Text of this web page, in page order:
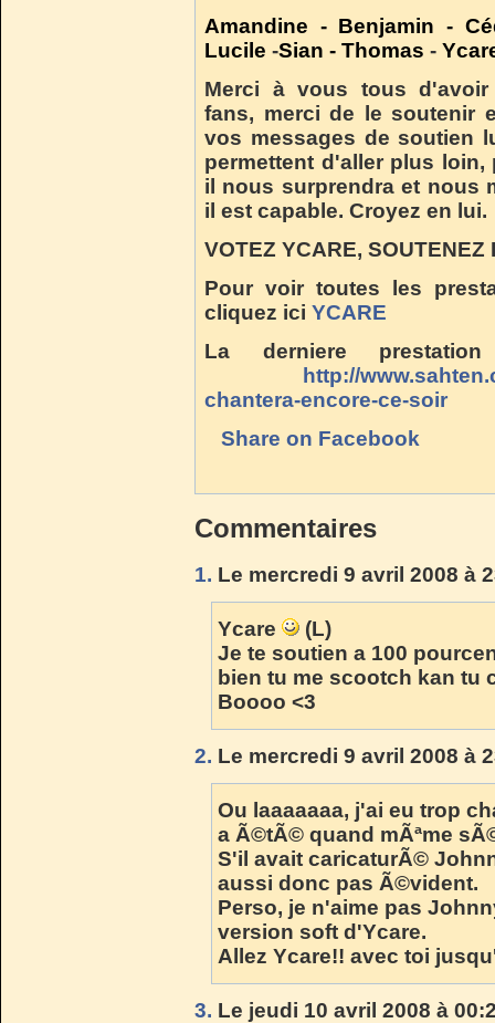
Amandine - Benjamin -
Lucile -Sian - Thomas -
Merci à vous tous
fans, merci de le soutenir
vos messages de soutien
permettent d'aller plus
il nous surprendra et nous
il est capable. Croyez en lui.
VOTEZ YCARE, SOUTENEZ
Pour voir toutes les
cliquez ici YCARE
La derniere
http://
chantera-encore-ce-soir
Share on Facebook
Commentaires
1. Le mercredi 9 avril 2008 à
Ycare
(L)
Je te soutien a 100
bien tu me scootch kan tu
Boooo <3
2. Le mercredi 9 avril 2008 à
Ou laaaaaaa, j'ai eu trop
a Ã©tÃ© quand mÃªme
S'il avait caricaturÃ©
aussi donc pas Ã©vident.
Perso, je n'aime pas
version soft d'Ycare.
Allez Ycare!! avec toi
3. Le jeudi 10 avril 2008 à